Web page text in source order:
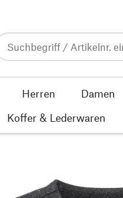
Herren Damen
Koffer & Lederwaren